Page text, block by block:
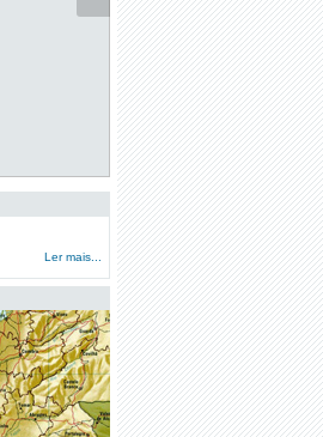
Ler mais...